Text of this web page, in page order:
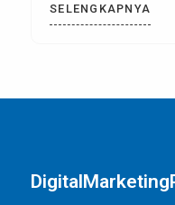
SELENGKAPNYA